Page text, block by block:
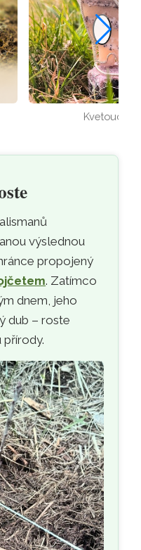
Kvetoucí
výslednou
propojený
. Zatímco
dnem, jeho
dub – roste